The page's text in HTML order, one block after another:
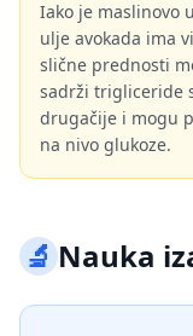
Iako je maslinovo
ulje avokada ima
slične prednosti
sadrži trigliceride
drugačije i mogu
na nivo glukoze.
🔬Nauka